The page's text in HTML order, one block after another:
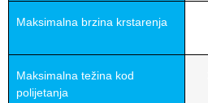
Maksimalna brzina krstarenja
Maksimalna težina kod
polijetanja